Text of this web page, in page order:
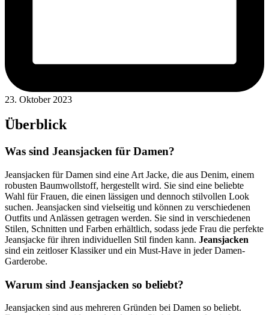
23. Oktober 2023
Überblick
Was sind Jeansjacken für Damen?
Jeansjacken für Damen sind eine Art Jacke, die aus Denim, einem
robusten Baumwollstoff, hergestellt wird. Sie sind eine beliebte
Wahl für Frauen, die einen lässigen und dennoch stilvollen Look
suchen. Jeansjacken sind vielseitig und können zu verschiedenen
Outfits und Anlässen getragen werden. Sie sind in verschiedenen
Stilen, Schnitten und Farben erhältlich, sodass jede Frau die perfekte
Jeansjacke für ihren individuellen Stil finden kann. Jeansjacken
sind ein zeitloser Klassiker und ein Must-Have in jeder Damen-
Garderobe.
Warum sind Jeansjacken so beliebt?
Jeansjacken sind aus mehreren Gründen bei Damen so beliebt.